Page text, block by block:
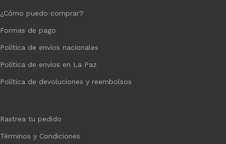
¿Cómo puedo comprar?
Formas de pago
Política de envíos nacionales
Política de envíos en La Paz
Política de devoluciones y reembolsos
Rastrea tu pedido
Términos y Condiciones